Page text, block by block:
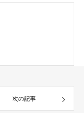
次の記事